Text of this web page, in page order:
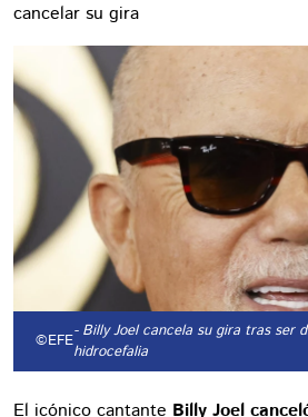
cancelar su gira
©EFE- Billy Joel cancela su gira tras ser
hidrocefalia
El icónico cantante Billy Joel